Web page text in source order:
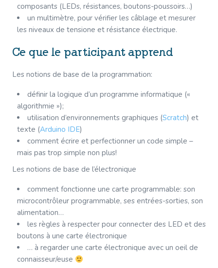
composants (LEDs, résistances, boutons-poussoirs…)
un multimètre, pour vérifier les câblage et mesurer
les niveaux de tensione et résistance électrique.
Ce que le participant apprend
Les notions de base de la programmation:
définir la logique d’un programme informatique («
algorithmie »);
utilisation d’environnements graphiques (Scratch) et
texte (Arduino IDE)
comment écrire et perfectionner un code simple –
mais pas trop simple non plus!
Les notions de base de l’électronique
comment fonctionne une carte programmable: son
microcontrôleur programmable, ses entrées-sorties, son
alimentation…
les règles à respecter pour connecter des LED et des
boutons à une carte électronique
… à regarder une carte électronique avec un oeil de
connaisseur/euse